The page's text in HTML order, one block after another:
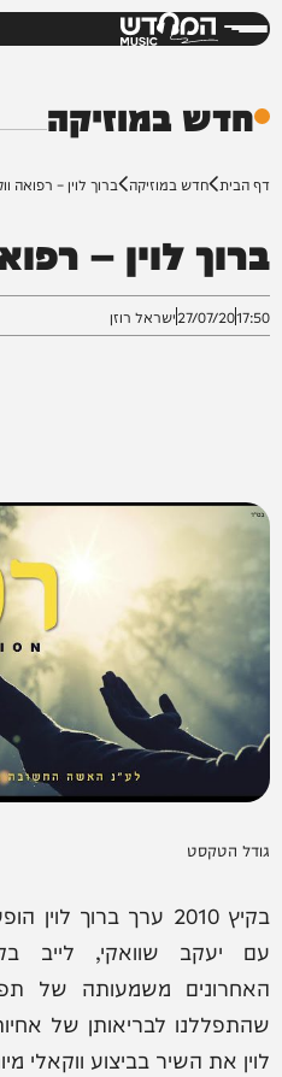
המחדש
חדש במוזיקה
דף הבית חדש במוזיקה ברוך לוין – רפואה
ברוך לוין –
17:50
27/07/20ישראל רוזן
גודל הטקסט
בקיץ 2010 ערך ברוך
עם יעקב שוואקי, לייב
האחרונים משמעותה של
שהתפללנו לבריאותן של
לוין את השיר בביצוע ווקאלי